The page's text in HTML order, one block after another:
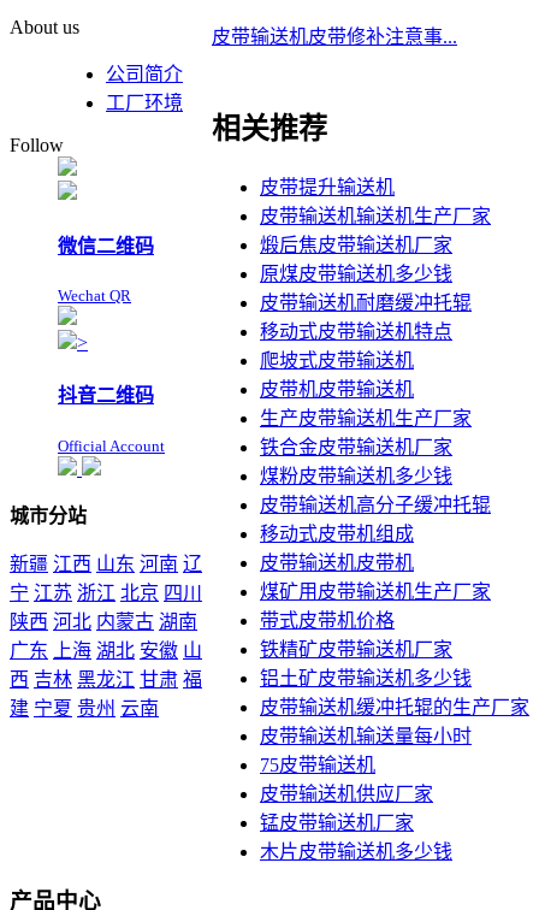
皮带输送机皮带修补注意事...
相关推荐
皮带提升输送机
皮带输送机输送机生产厂家
煅后焦皮带输送机厂家
原煤皮带输送机多少钱
皮带输送机耐磨缓冲托辊
移动式皮带输送机特点
爬坡式皮带输送机
皮带机皮带输送机
生产皮带输送机生产厂家
铁合金皮带输送机厂家
煤粉皮带输送机多少钱
皮带输送机高分子缓冲托辊
移动式皮带机组成
皮带输送机皮带机
煤矿用皮带输送机生产厂家
带式皮带机价格
铁精矿皮带输送机厂家
铝土矿皮带输送机多少钱
皮带输送机缓冲托辊的生产厂家
皮带输送机输送量每小时
75皮带输送机
皮带输送机供应厂家
锰皮带输送机厂家
木片皮带输送机多少钱
产品中心
About us
公司简介
工厂环境
Follow
微信二维码
Wechat QR
>
抖音二维码
Official Account
城市分站
新疆 江西 山东 河南 辽
宁 江苏 浙江 北京 四川
陕西 河北 内蒙古 湖南
广东
上海 湖北 安徽 山
西 吉林 黑龙江 甘肃 福
建 宁夏 贵州 云南